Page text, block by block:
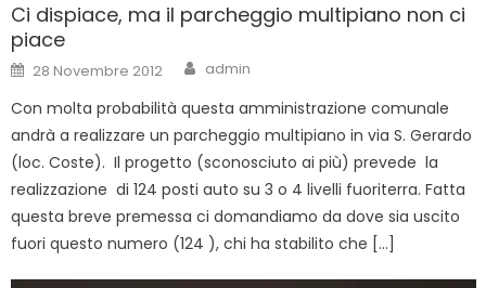
Ci dispiace, ma il parcheggio multipiano non ci
piace
Posted
on
28 Novembre 2012 Author
admin
Con molta probabilità questa amministrazione comunale
andrà a realizzare un parcheggio multipiano in via S. Gerardo
(loc. Coste). Il progetto (sconosciuto ai più) prevede la
realizzazione di 124 posti auto su 3 o 4 livelli fuoriterra. Fatta
questa breve premessa ci domandiamo da dove sia uscito
fuori questo numero (124 ), chi ha stabilito che […]